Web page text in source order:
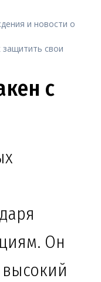
и новости о
защитить свои
с
Он